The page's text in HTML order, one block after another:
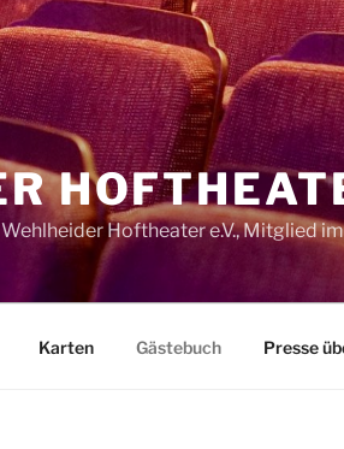
Hoftheater e.V., Mitglied
Karten Gästebuch Presse